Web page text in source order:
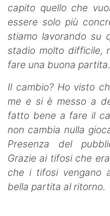
capito quello che
essere solo più
stiamo lavorando su
stadio molto difficile,
fare una buona partita.
Il cambio? Ho visto
me e si è messo a
fatto bene a fare il
non cambia nulla
Presenza del
Grazie ai tifosi che
che i tifosi vengano
bella partita al ritorno.